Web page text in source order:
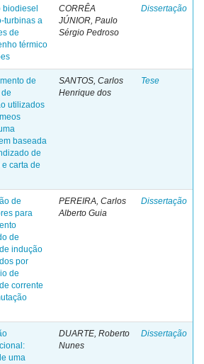
biodiesel
turbinas a
de
térmico
CORRÊA
JÚNIOR, Paulo
Sérgio Pedroso
Dissertação
de
utilizados
baseada
de
carta de
SANTOS, Carlos
Henrique dos
Tese
de
para
de
indução
por
de
corrente
PEREIRA, Carlos
Alberto Guia
Dissertação
uma
DUARTE, Roberto
Nunes
Dissertação